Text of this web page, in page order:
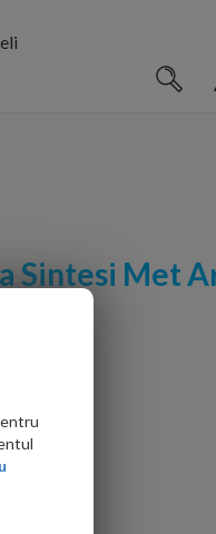
Sintesi Met